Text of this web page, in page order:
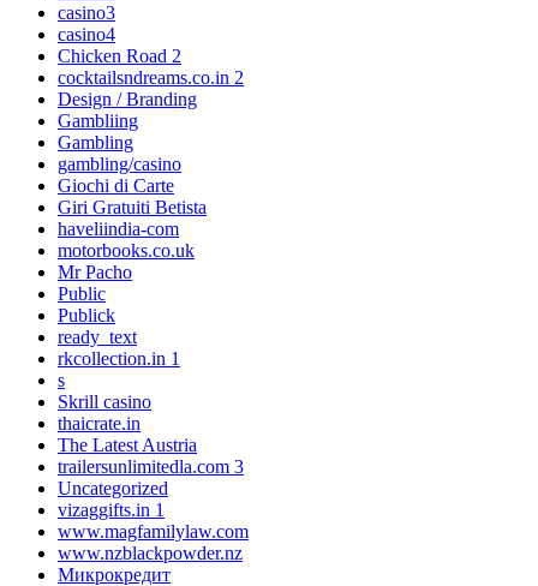
casino3
casino4
Chicken Road 2
cocktailsndreams.co.in 2
Design / Branding
Gambliing
Gambling
gambling/casino
Giochi di Carte
Giri Gratuiti Betista
haveliindia-com
motorbooks.co.uk
Mr Pacho
Public
Publick
ready_text
rkcollection.in 1
s
Skrill casino
thaicrate.in
The Latest Austria
trailersunlimitedla.com 3
Uncategorized
vizaggifts.in 1
www.magfamilylaw.com
www.nzblackpowder.nz
Микрокредит